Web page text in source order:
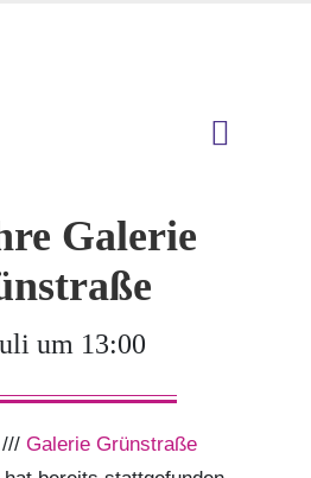
Galerie
um 13:00
/// Galerie Grünstraße